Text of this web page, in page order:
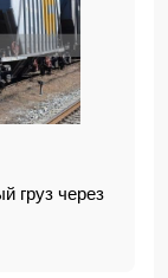
груз через